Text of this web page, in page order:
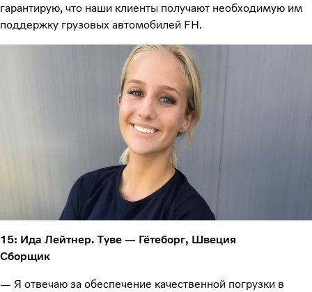
гарантирую, что наши клиенты получают необходимую им
поддержку грузовых автомобилей FH.
15: Ида Лейтнер. Туве — Гётеборг, Швеция
Сборщик
— Я отвечаю за обеспечение качественной погрузки в